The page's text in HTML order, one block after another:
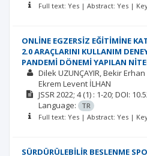
Full text: Yes | Abstract: Yes |
ONLİNE EGZERSİZ EĞİTİMİNE
2.0 ARAÇLARINI KULLANIM
PANDEMİ DÖNEMİ YAPILAN
Dilek UZUNÇAYIR Bekir Erhan
Ekrem Levent İLHAN
JSSR2022; 4(1) : 1-20; DOI:
Language:
TR
Full text: Yes | Abstract: Yes |
SÜRDÜRÜLEBİLİR BESLENME